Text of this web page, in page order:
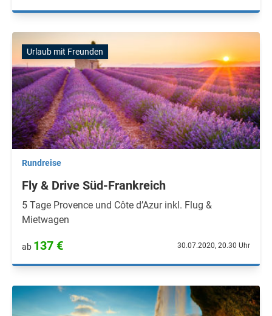
Urlaub mit Freunden
Rundreise
Fly & Drive Süd-Frankreich
5 Tage Provence und Côte d’Azur inkl. Flug &
Mietwagen
ab 137 € 30.07.2020, 20.30 Uhr